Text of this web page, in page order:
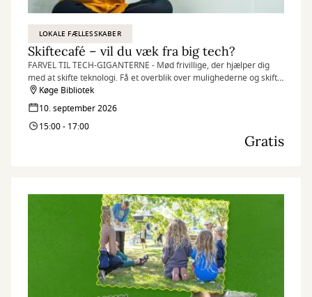
LOKALE FÆLLESSKABER
Skiftecafé – vil du væk fra big tech?
FARVEL TIL TECH-GIGANTERNE - Mød frivillige, der hjælper dig
med at skifte teknologi. Få et overblik over mulighederne og skift
til en anden e-mail, browser, kalender eller socialt medie.
Køge Bibliotek
10. september 2026
15:00 - 17:00
Gratis